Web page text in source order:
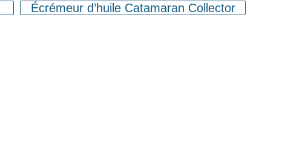
Écrémeur d’huile Catamaran Collector